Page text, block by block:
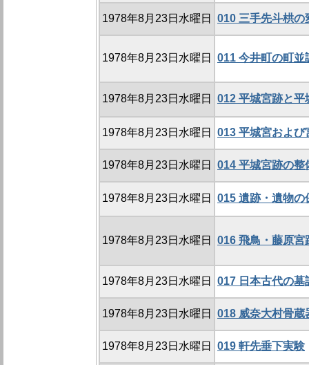
1978年8月23日水曜日 010 三手先斗栱の
1978年8月23日水曜日 011 今井町の町並
1978年8月23日水曜日 012 平城宮跡と平
1978年8月23日水曜日 013 平城宮および
1978年8月23日水曜日 014 平城宮跡の整
1978年8月23日水曜日 015 遺跡・遺物の
1978年8月23日水曜日 016 飛鳥・藤原宮
1978年8月23日水曜日 017 日本古代の墓
1978年8月23日水曜日 018 威奈大村骨蔵
1978年8月23日水曜日 019 軒先垂下実験